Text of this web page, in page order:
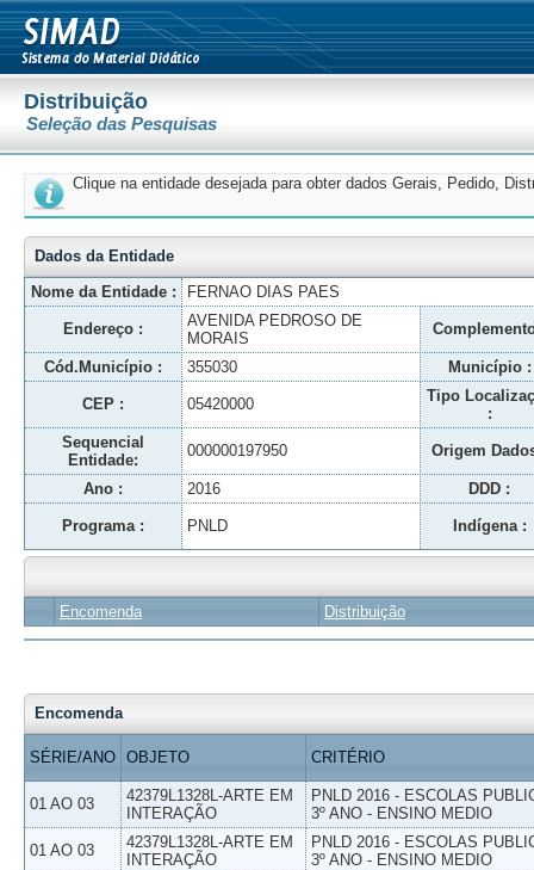
Distribuição
Seleção das Pesquisas
Clique na entidade desejada para obter dados Gerais, Pedido,
Dados da Entidade
Nome da Entidade :
FERNAO DIAS PAES
Endereço :
AVENIDA PEDROSO DE
MORAIS
Cód.Município : 355030 Município :
CEP : 05420000
Tipo
:
Sequencial
Entidade:
000000197950 Origem
Ano : 2016 DDD :
Programa : PNLD Indígena :
Encomenda Distribuição
Encomenda
SÉRIE/ANO OBJETO CRITÉRIO
01 AO 03
42379L1328L-ARTE EM
INTERAÇÃO
PNLD 2016 - ESCOLAS
3º ANO - ENSINO MEDIO
01 AO 03
42379L1328L-ARTE EM
INTERAÇÃO
PNLD 2016 - ESCOLAS
3º ANO - ENSINO MEDIO